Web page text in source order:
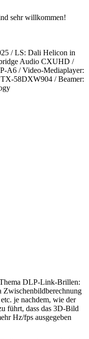
sehr willkommen!
/ LS: Dali Helicon in
Audio CXUHD /
A6 / Video-Mediaplayer:
58DXW904 / Beamer:
DLP-Link-Brillen:
Zwischenbildberechnung
je nachdem, wie der
führt, dass das 3D-Bild
Hz/fps ausgegeben